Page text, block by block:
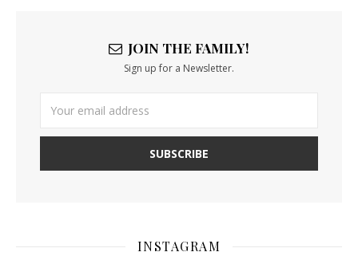
JOIN THE FAMILY!
Sign up for a Newsletter.
INSTAGRAM